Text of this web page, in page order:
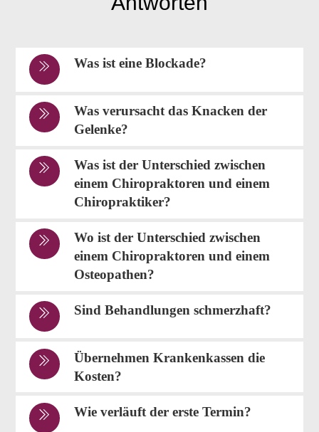
Was ist eine Blockade?
Was verursacht das Knacken der
Gelenke?
Was ist der Unterschied zwischen
einem Chiropraktoren und einem
Chiropraktiker?
Wo ist der Unterschied zwischen
einem Chiropraktoren und einem
Osteopathen?
Sind Behandlungen schmerzhaft?
Übernehmen Krankenkassen die
Kosten?
Wie verläuft der erste Termin?